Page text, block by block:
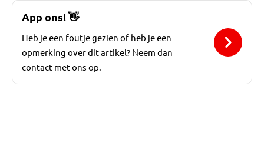
App ons!👋
Heb je een foutje gezien of heb je een
opmerking over dit artikel? Neem dan
contact met ons op.